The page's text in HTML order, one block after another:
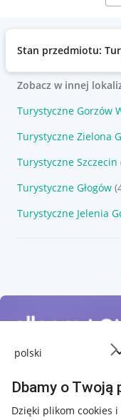
Dbamy o Twoją
Dzięki plikom cookies
Stan przedmiotu:
Zobacz w innej
Turystyczne Gorzów
Turystyczne Zielona
Turystyczne Szczecin
Turystyczne Głogów
Turystyczne Jelenia